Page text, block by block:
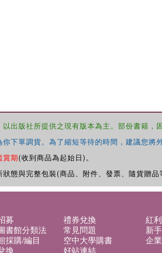
出版社所提供之現有版本為主。部份書籍，
下單調貨。為了縮短等待的時間，建議您
賞期(收到商品為起始日)。
態與完整包裝(商品、附件、發票、隨貨贈品
募 禮券兌換
紅
書館分類法 常見問題
新
採購/編目 空中大學購書
企
換 好站連結